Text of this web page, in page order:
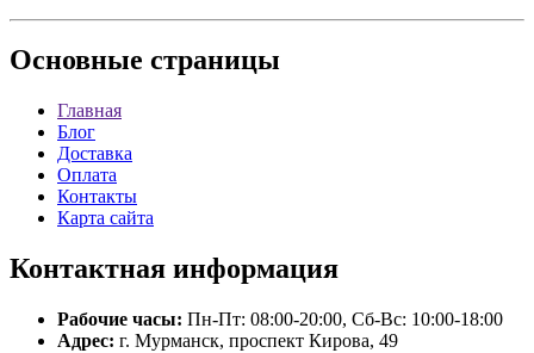
Основные страницы
Главная
Блог
Доставка
Оплата
Контакты
Карта сайта
Контактная информация
Рабочие часы: Пн-Пт: 08:00-20:00, Сб-Вс: 10:00-18:00
Адрес: г. Мурманск, проспект Кирова, 49